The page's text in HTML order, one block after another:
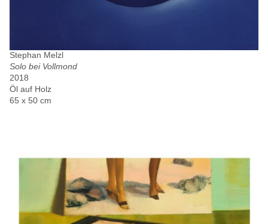
Stephan Melzl
Solo bei Vollmond
2018
Öl auf Holz
65 x 50 cm